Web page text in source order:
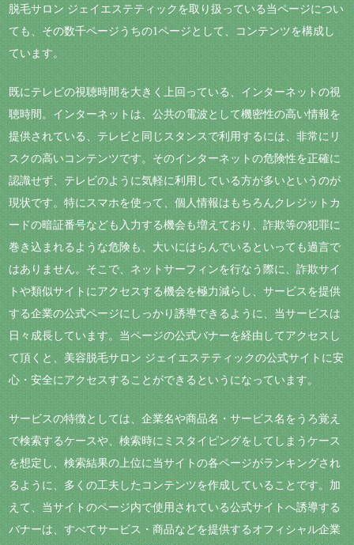
脱毛サロン ジェイエステティックを取り扱っている当ページについ
ても、その数千ページうちの1ページとして、コンテンツを構成し
ています。
既にテレビの視聴時間を大きく上回っている、インターネットの視
聴時間。インターネットは、公共の電波として機密性の高い情報を
提供されている、テレビと同じスタンスで利用するには、非常にリ
スクの高いコンテンツです。そのインターネットの危険性を正確に
認識せず、テレビのように気軽に利用している方が多いというのが
現状です。特にスマホを使って、個人情報はもちろんクレジットカ
ードの暗証番号なども入力する機会も増えており、詐欺等の犯罪に
巻き込まれるような危険も、大いにはらんでいるといっても過言で
はありません。そこで、ネットサーフィンを行なう際に、詐欺サイ
トや類似サイトにアクセスする機会を極力減らし、サービスを提供
する企業の公式ページにしっかり誘導できるように、当サービスは
日々成長しています。当ページの公式バナーを経由してアクセスし
て頂くと、美容脱毛サロン ジェイエステティックの公式サイトに安
心・安全にアクセスすることができるというになっています。
サービスの特徴としては、企業名や商品名・サービス名をうろ覚え
で検索するケースや、検索時にミスタイピングをしてしまうケース
を想定し、検索結果の上位に当サイトの各ページがランキングされ
るように、多くの工夫したコンテンツを作成していることです。加
えて、当サイトのページ内で使用されている公式サイトへ誘導する
バナーは、すべてサービス・商品などを提供するオフィシャル企業